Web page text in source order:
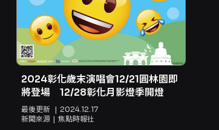
2024彰化歲末演唱會12/21圓林園即
將登場 12/28彰化月影燈季開燈
最後更新
2024.12.17
新聞來源
焦點時報社